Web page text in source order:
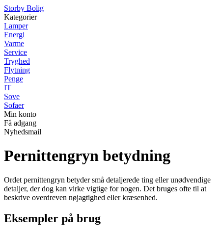
Storby Bolig
Kategorier
Lamper
Energi
Varme
Service
Tryghed
Flytning
Penge
IT
Sove
Sofaer
Min konto
Få adgang
Nyhedsmail
Pernittengryn betydning
Ordet pernittengryn betyder små detaljerede ting eller unødvendige
detaljer, der dog kan virke vigtige for nogen. Det bruges ofte til at
beskrive overdreven nøjagtighed eller kræsenhed.
Eksempler på brug